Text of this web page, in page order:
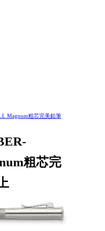
Magnum粗芯完美鉛筆
粗芯完